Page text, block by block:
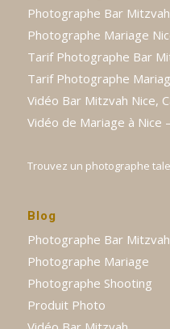
Photographe Bar
Photographe Mariage
Tarif Photographe Bar
Tarif Photographe
Vidéo Bar Mitzvah Nice,
Vidéo de Mariage à Nice
Trouvez un photographe
Blog
Photographe Bar Mitzvah
Photographe Mariage
Photographe Shooting
Produit Photo